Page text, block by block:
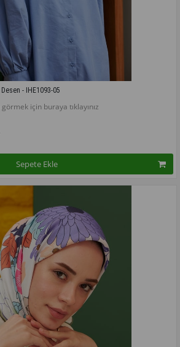
- IHE1093-05
için buraya tıklayınız
Sepete Ekle